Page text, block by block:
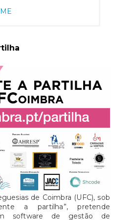
de Coimbra (UFC), sob
a partilha”, pretende
software de gestão de